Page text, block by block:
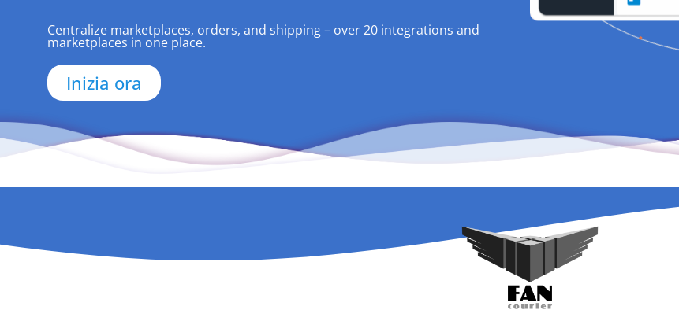
Centralize marketplaces, orders, and shipping – over 20 integrations and
marketplaces in one place.
Inizia ora